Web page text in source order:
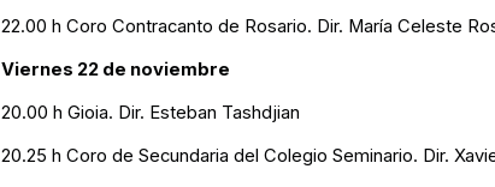
22.00 h Coro Contracanto de Rosario. Dir. María Celeste
Viernes 22 de noviembre
20.00 h Gioia. Dir. Esteban Tashdjian
20.25 h Coro de Secundaria del Colegio Seminario. Dir.